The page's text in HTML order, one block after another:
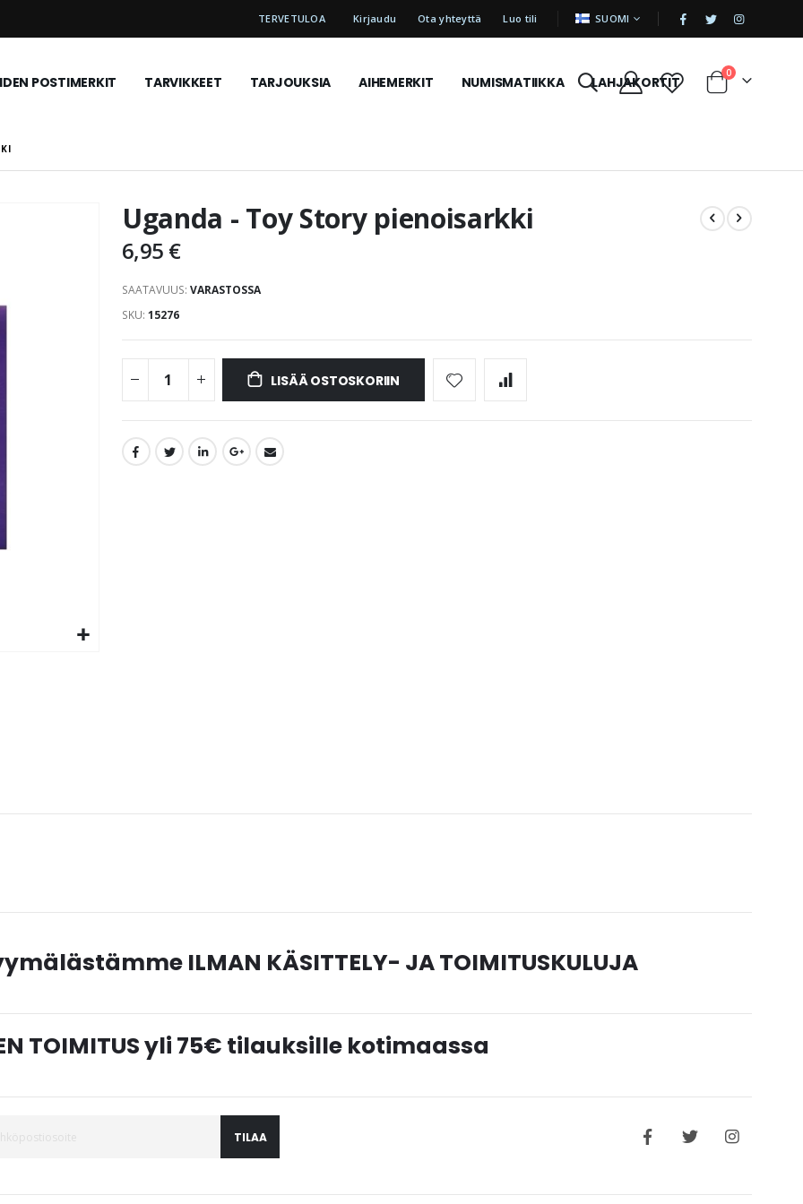
TERVETULOA Kirjaudu Ota yhteyttä Luo tili KIELI SUOMI |
POSTIMERKIT TARVIKKEET TARJOUKSIA AIHEMERKIT NUMISMATIIKKA LAHJAKORTIT Cart
0tuotetta
Uganda - Toy Story pienoisarkki
6,95 €
SAATAVUUS: VARASTOSSA
SKU 15276
LISÄÄ OSTOSKORIIN
ILMAN KÄSITTELY- JA TOIMITUSKULUJA
TOIMITUS yli 75€ tilauksille kotimaassa
TILAA